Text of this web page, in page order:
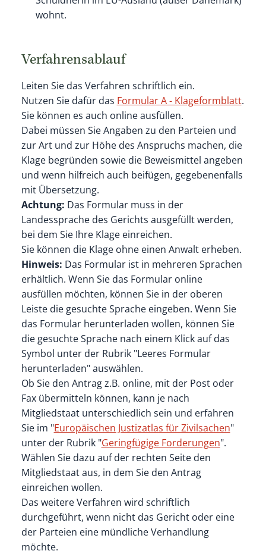
wohnt.
Verfahrensablauf
Leiten Sie das Verfahren schriftlich ein.
Nutzen Sie dafür das Formular A - Klageformblatt.
Sie können es auch online ausfüllen.
Dabei müssen Sie Angaben zu den Parteien und
zur Art und zur Höhe des Anspruchs machen, die
Klage begründen sowie die Beweismittel angeben
und wenn hilfreich auch beifügen, gegebenenfalls
mit Übersetzung.
Achtung: Das Formular muss in der
Landessprache des Gerichts ausgefüllt werden,
bei dem Sie Ihre Klage einreichen.
Sie können die Klage ohne einen Anwalt erheben.
Hinweis: Das Formular ist in mehreren Sprachen
erhältlich. Wenn Sie das Formular online
ausfüllen möchten, können Sie in der oberen
Leiste die gesuchte Sprache eingeben. Wenn Sie
das Formular herunterladen wollen, können Sie
die gesuchte Sprache nach einem Klick auf das
Symbol unter der Rubrik "Leeres Formular
herunterladen" auswählen.
Ob Sie den Antrag z.B. online, mit der Post oder
Fax übermitteln können, kann je nach
Mitgliedstaat unterschiedlich sein und erfahren
Sie im "Europäischen Justizatlas für Zivilsachen"
unter der Rubrik "Geringfügige Forderungen".
Wählen Sie dazu auf der rechten Seite den
Mitgliedstaat aus, in dem Sie den Antrag
einreichen wollen.
Das weitere Verfahren wird schriftlich
durchgeführt, wenn nicht das Gericht oder eine
der Parteien eine mündliche Verhandlung
möchte.